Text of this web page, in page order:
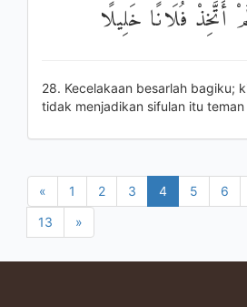
أَتَّخِذْ فُلَانًا خَلِيلًا
28. Kecelakaan besarlah bagiku;
tidak menjadikan sifulan itu
« 1 2 3 4 5 6
13
»